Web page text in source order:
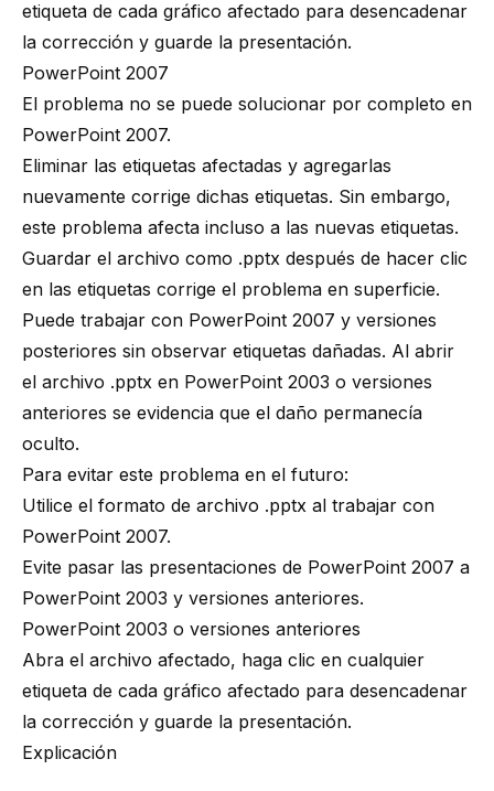
etiqueta de cada gráfico afectado para desencadenar
la corrección y guarde la presentación.
PowerPoint 2007
El problema no se puede solucionar por completo en
PowerPoint 2007.
Eliminar las etiquetas afectadas y agregarlas
nuevamente corrige dichas etiquetas. Sin embargo,
este problema afecta incluso a las nuevas etiquetas.
Guardar el archivo como .pptx después de hacer clic
en las etiquetas corrige el problema en superficie.
Puede trabajar con PowerPoint 2007 y versiones
posteriores sin observar etiquetas dañadas. Al abrir
el archivo .pptx en PowerPoint 2003 o versiones
anteriores se evidencia que el daño permanecía
oculto.
Para evitar este problema en el futuro:
Utilice el formato de archivo .pptx al trabajar con
PowerPoint 2007.
Evite pasar las presentaciones de PowerPoint 2007 a
​​PowerPoint 2003 y versiones anteriores.
PowerPoint 2003 o versiones anteriores
Abra el archivo afectado, haga clic en cualquier
etiqueta de cada gráfico afectado para desencadenar
la corrección y guarde la presentación.
Explicación